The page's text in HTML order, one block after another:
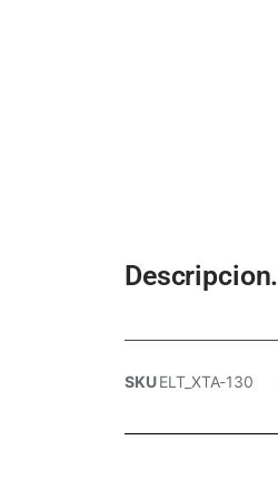
Descripcion.
SKUELT_XTA-130